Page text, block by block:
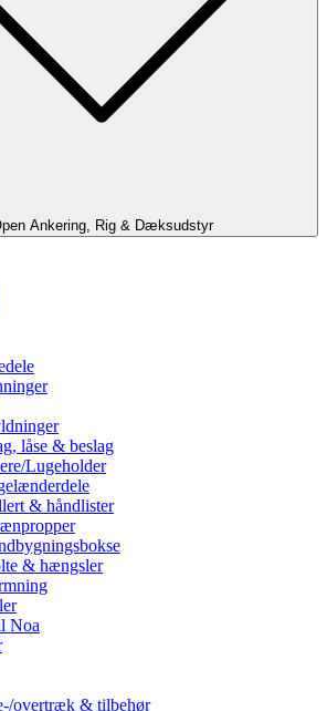
Ankering, Rig & Dæksudstyr
låse & beslag
Lugeholder
& håndlister
& hængsler
Noa
overtræk & tilbehør